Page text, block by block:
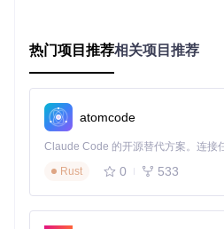
应用案例
Voxel Cone Tracing 技术广泛应用
域。例如，在 AAA 级游戏中，开
高质量的全局光照效果，提升游戏
最佳实践
优化性能：在实际应用中，可
体数量来优化性能，同时保持视
热门项目推荐相关项目推荐
atomcode
Rust
0 533